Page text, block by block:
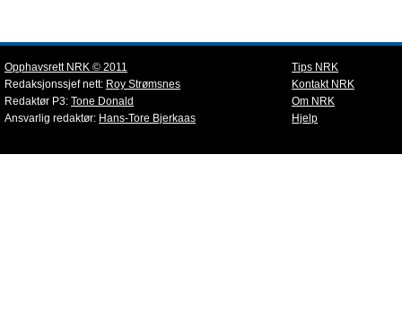
Opphavsrett NRK © 2011
Redaksjonssjef nett: Roy Strømsnes
Redaktør P3: Tone Donald
Ansvarlig redaktør: Hans-Tore Bjerkaas
Tips NRK
Kontakt NRK
Om NRK
Hjelp